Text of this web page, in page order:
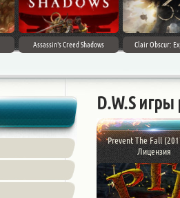
Assassin's Creed Shadows Clair Obscur:
D.W.S игры
Prevent The Fall
Лицензия